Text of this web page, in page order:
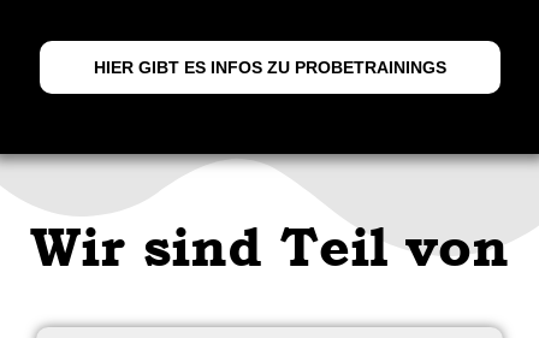
HIER GIBT ES INFOS ZU PROBETRAININGS
Wir sind Teil von